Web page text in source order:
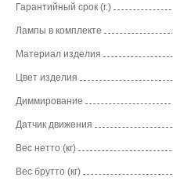
Гарантийный срок (г.)
Лампы в комплекте
Материал изделия
Цвет изделия
Диммирование
Датчик движения
Вес нетто (кг)
Вес брутто (кг)